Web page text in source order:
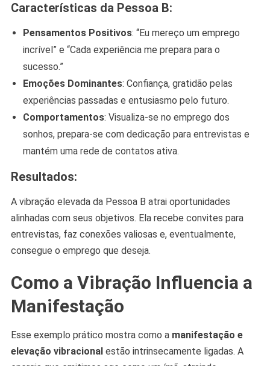
Características da Pessoa B:
Pensamentos Positivos: “Eu mereço um emprego
incrível” e “Cada experiência me prepara para o
sucesso.”
Emoções Dominantes: Confiança, gratidão pelas
experiências passadas e entusiasmo pelo futuro.
Comportamentos: Visualiza-se no emprego dos
sonhos, prepara-se com dedicação para entrevistas e
mantém uma rede de contatos ativa.
Resultados:
A vibração elevada da Pessoa B atrai oportunidades
alinhadas com seus objetivos. Ela recebe convites para
entrevistas, faz conexões valiosas e, eventualmente,
consegue o emprego que deseja.
Como a Vibração Influencia a
Manifestação
Esse exemplo prático mostra como a manifestação e
elevação vibracional estão intrinsecamente ligadas. A